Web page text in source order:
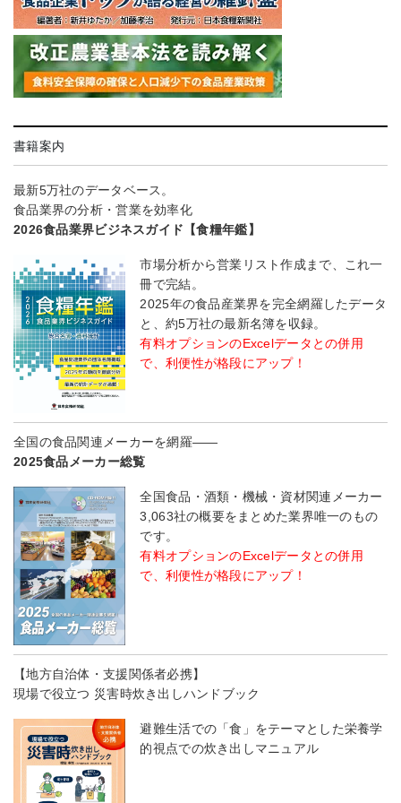
書籍案内
最新5万社のデータベース。
食品業界の分析・営業を効率化
2026食品業界ビジネスガイド【食糧年鑑】
市場分析から営業リスト作成まで、これ一
冊で完結。
2025年の食品産業界を完全網羅したデータ
と、約5万社の最新名簿を収録。
有料オプションのExcelデータとの併用
で、利便性が格段にアップ！
全国の食品関連メーカーを網羅――
2025食品メーカー総覧
全国食品・酒類・機械・資材関連メーカー
3,063社の概要をまとめた業界唯一のもの
です。
有料オプションのExcelデータとの併用
で、利便性が格段にアップ！
【地方自治体・支援関係者必携】
現場で役立つ 災害時炊き出しハンドブック
避難生活での「食」をテーマとした栄養学
的視点での炊き出しマニュアル